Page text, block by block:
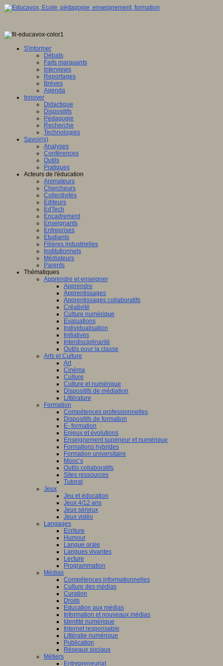
S'informer
Débats
Faits marquants
Interviews
Reportages
Brèves
Agenda
Innover
Didactique
Dispositifs
Pédagogie
Recherche
Technologies
Savoir(s)
Analyses
Conférences
Outils
Pratiques
Acteurs de l'éducation
Animateurs
Chercheurs
Collectivités
Editeurs
EdTech
Encadrement
Enseignants
Entreprises
Etudiants
Filières industrielles
Institutionnels
Médiateurs
Parents
Thématiques
Apprendre et enseigner
Apprendre
Apprentissages
Apprentissages collaboratifs
Créativité
Culture numérique
Evaluations
Individualisation
Initiatives
Interdisciplinarité
Outils pour la classe
Arts et Culture
Art
Cinéma
Culture
Culture et numérique
Dispositifs de médiation
Littérature
Formation
Compétences professionnelles
Dispositifs de formation
E- formation
Enjeux et évolutions
Enseignement supérieur et numérique
Formations hybrides
Formation universitaire
Mooc’s
Outils collaboratifs
Sites ressources
Tutorat
Jeux
Jeu et éducation
Jeux 4/12 ans
Jeux sérieux
Jeux vidéo
Langages
Ecriture
Humour
Langue orale
Langues vivantes
Lecture
Programmation
Médias
Compétences informationnelles
Culture des médias
Curation
Droits
Education aux médias
Information et nouveaux médias
Identité numérique
Internet responsable
Littératie numérique
Publication
Réseaux sociaux
Métiers
Entrepreneuriat